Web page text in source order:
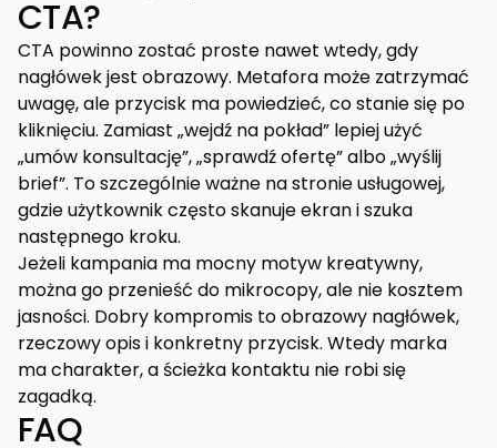
CTA?
CTA powinno zostać proste nawet wtedy, gdy
nagłówek jest obrazowy. Metafora może zatrzymać
uwagę, ale przycisk ma powiedzieć, co stanie się po
kliknięciu. Zamiast „wejdź na pokład” lepiej użyć
„umów konsultację”, „sprawdź ofertę” albo „wyślij
brief”. To szczególnie ważne na stronie usługowej,
gdzie użytkownik często skanuje ekran i szuka
następnego kroku.
Jeżeli kampania ma mocny motyw kreatywny,
można go przenieść do mikrocopy, ale nie kosztem
jasności. Dobry kompromis to obrazowy nagłówek,
rzeczowy opis i konkretny przycisk. Wtedy marka
ma charakter, a ścieżka kontaktu nie robi się
zagadką.
FAQ